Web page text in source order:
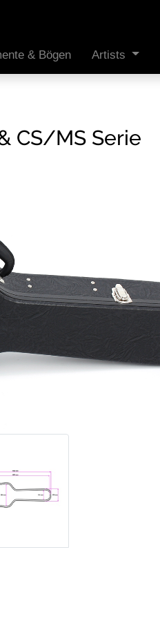
& Bögen Artists
CS/MS Serie